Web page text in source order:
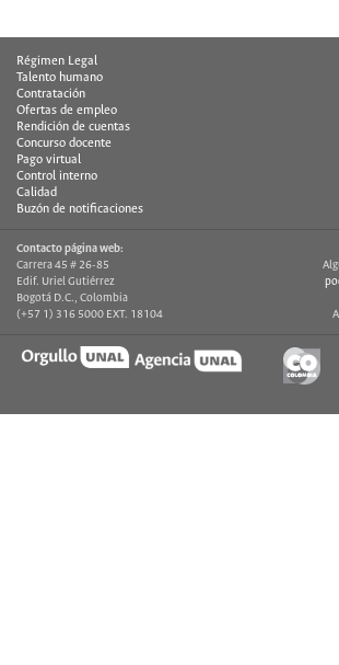
Régimen Legal
Talento humano
Contratación
Ofertas de empleo
Rendición de cuentas
Concurso docente
Pago virtual
Control interno
Calidad
Buzón de notificaciones
Contacto página web:
Carrera 45 # 26-85
Edif. Uriel Gutiérrez
Bogotá D.C., Colombia
(+57 1) 316 5000 EXT. 18104